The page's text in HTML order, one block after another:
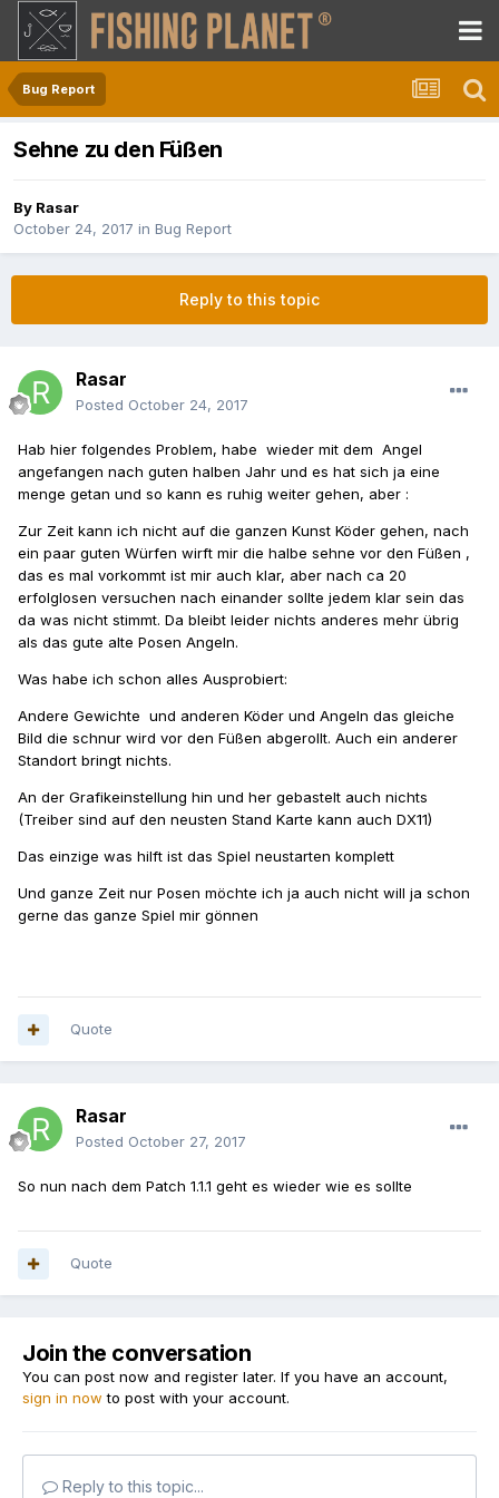
Bug Report
Sehne zu den Füßen
By Rasar
October 24, 2017 in Bug Report
Reply to this topic
Rasar
Posted October 24, 2017
Hab hier folgendes Problem, habe wieder mit dem Angel
angefangen nach guten halben Jahr und es hat sich ja eine
menge getan und so kann es ruhig weiter gehen, aber :
Zur Zeit kann ich nicht auf die ganzen Kunst Köder gehen, nach
ein paar guten Würfen wirft mir die halbe sehne vor den Füßen ,
das es mal vorkommt ist mir auch klar, aber nach ca 20
erfolglosen versuchen nach einander sollte jedem klar sein das
da was nicht stimmt. Da bleibt leider nichts anderes mehr übrig
als das gute alte Posen Angeln.
Was habe ich schon alles Ausprobiert:
Andere Gewichte und anderen Köder und Angeln das gleiche
Bild die schnur wird vor den Füßen abgerollt. Auch ein anderer
Standort bringt nichts.
An der Grafikeinstellung hin und her gebastelt auch nichts
(Treiber sind auf den neusten Stand Karte kann auch DX11)
Das einzige was hilft ist das Spiel neustarten komplett
Und ganze Zeit nur Posen möchte ich ja auch nicht will ja schon
gerne das ganze Spiel mir gönnen
Quote
Rasar
Posted October 27, 2017
So nun nach dem Patch 1.1.1 geht es wieder wie es sollte
Quote
Join the conversation
You can post now and register later. If you have an account,
sign in now to post with your account.
Reply to this topic...